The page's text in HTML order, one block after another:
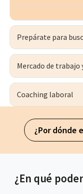
Prepárate para
Mercado de
Coaching laboral
¿Por dónde
¿En qué